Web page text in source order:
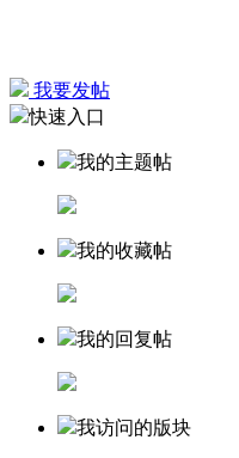
我要发帖
快速入口
我的主题帖
我的收藏帖
我的回复帖
我访问的版块